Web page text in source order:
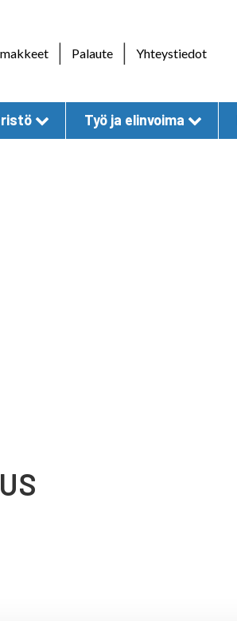
| Palaute | Yhteystiedot
Työ ja elinvoima